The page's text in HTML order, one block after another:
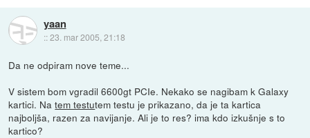
yaan
::23. mar 2005, 21:18
Da ne odpiram nove teme...
V sistem bom vgradil 6600gt PCIe. Nekako se nagibam k Galaxy
kartici. Natem testutem testu je prikazano, da je ta kartica
najboljša, razen za navijanje. Ali je to res? ima kdo izkušnje s to
kartico?